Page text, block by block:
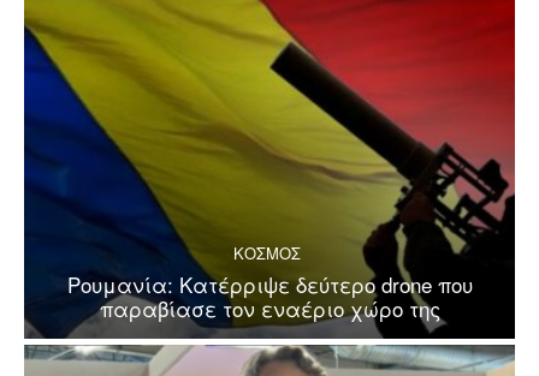
ΚΟΣΜΟΣ
Ρουμανία: Κατέρριψε δεύτερο drone που
παραβίασε τον εναέριο χώρο της